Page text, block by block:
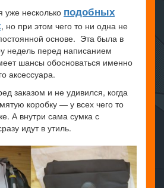
несколько подобных
, но при этом чего то ни одна не
основе. Эта была в
недель перед написанием
шансы обосноваться именно
аксессуара.
заказом и не удивился, когда
коробку — у всех чего то
А внутри сама сумка с
идут в утиль.